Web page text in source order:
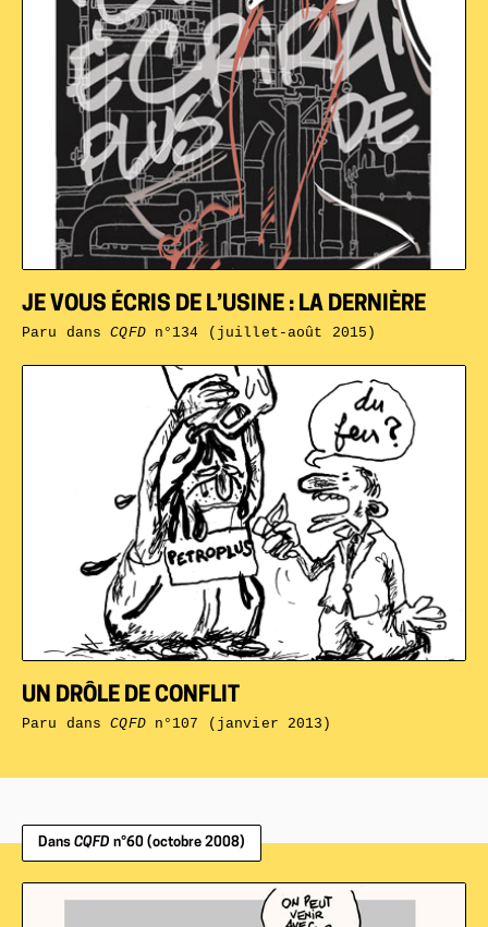
UN DRÔLE DE CONFLIT
Paru dansCQFDn°107 (janvier 2013)
JE VOUS ÉCRIS DE L’USINE : LA DERNIÈRE
Paru dansCQFDn°134 (juillet-août 2015)
Dans CQFD n°60 (octobre 2008)